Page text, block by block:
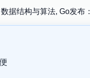
数据结构与算法, Go发布：